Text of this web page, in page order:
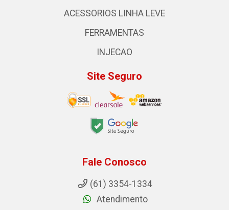
ACESSORIOS LINHA LEVE
FERRAMENTAS
INJECAO
Site Seguro
Fale Conosco
(61) 3354-1334
Atendimento